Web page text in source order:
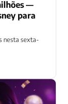
—
para
nesta sexta-